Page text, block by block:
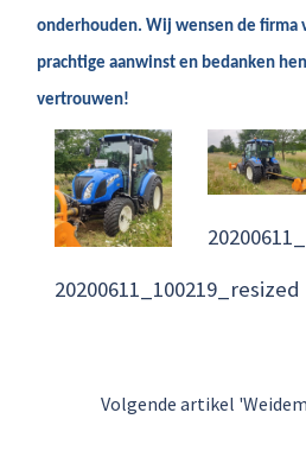
onderhouden. Wij wensen de firma
prachtige aanwinst en bedanken
vertrouwen!
20200611_100219_resized
Volgende artikel